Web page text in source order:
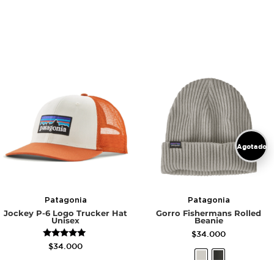
Patagonia
Jockey P-6 Logo Trucker Hat
Unisex
Valorado
$34.000
Agotado
Patagonia
Gorro Fishermans Rolled
Beanie
$34.000